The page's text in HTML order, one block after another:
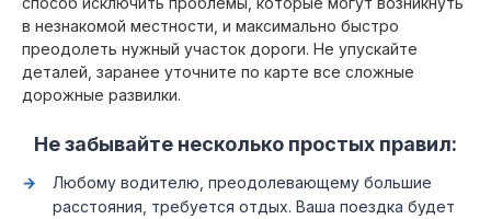
в незнакомой местности, и максимально быстро
преодолеть нужный участок дороги. Не упускайте
деталей, заранее уточните по карте все сложные
дорожные развилки.
Не забывайте несколько простых правил:
Любому водителю, преодолевающему большие
расстояния, требуется отдых. Ваша поездка будет